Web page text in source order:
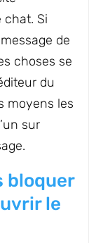
chat. Si
de
choses se
du
moyens les
sur
bloquer
le